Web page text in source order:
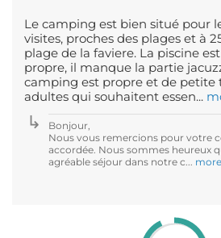
Le camping est bien situé pour
visites, proches des plages et à
plage de la faviere. La piscine
propre, il manque la partie
camping est propre et de petite
adultes qui souhaitent essen...
Bonjour,
Nous vous remercions pour votre
accordée. Nous sommes heureux
agréable séjour dans notre c... more